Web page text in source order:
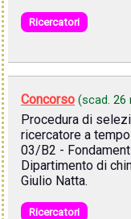
Ricercatori
Concorso (scad. 26
Procedura di
ricercatore a
03/B2 -
Dipartimento di
Giulio Natta.
Ricercatori